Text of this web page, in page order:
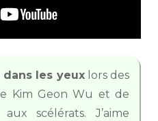
dans les yeuxlors des
Kim Geon Wu et de
scélérats. J’aime